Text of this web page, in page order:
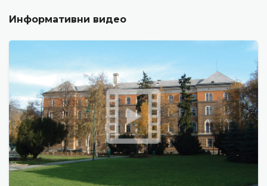
Информативни видео